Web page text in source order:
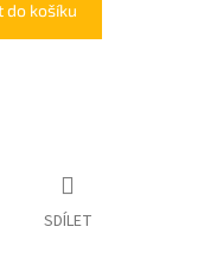
do košíku
SDÍLET